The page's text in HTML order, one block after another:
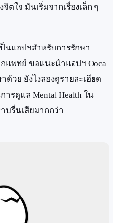
ตใจ มันเริ่มจากเรื่องเล็ก ๆ
นแอปฯสำหรับการรักษา
กแพทย์ ขอแนะนำแอปฯ Ooca
วย ยังไงลองดูรายละเอียด
รดูแล Mental Health ใน
บรื่นเสียมากกว่า